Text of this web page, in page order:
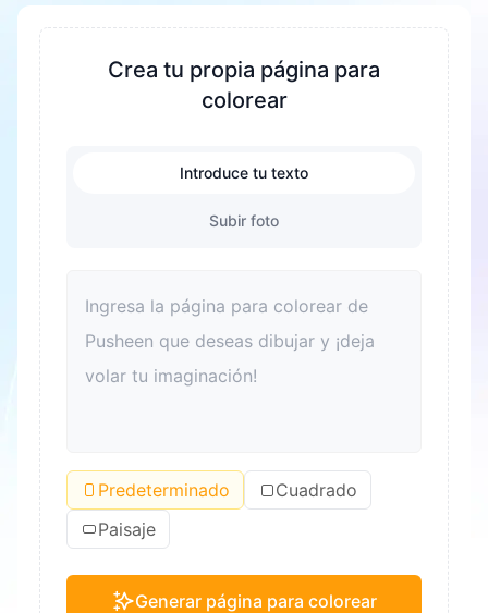
Crea tu propia página para
colorear
Introduce tu texto
Subir foto
Predeterminado
Cuadrado
Paisaje
Generar página para colorear